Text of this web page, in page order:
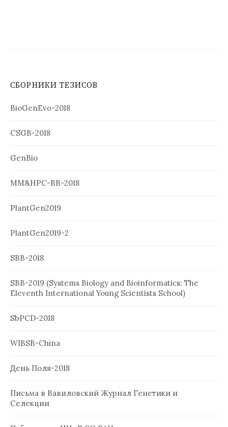
СБОРНИКИ ТЕЗИСОВ
BioGenEvo-2018
CSGB-2018
GenBio
MM&HPC-BB-2018
PlantGen2019
PlantGen2019-2
SBB-2018
SBB-2019 (Systems Biology and Bioinformatics: The
Eleventh International Young Scientists School)
SbPCD-2018
WIBSB-China
День Поля-2018
Письма в Вавиловский Журнал Генетики и
Селекции